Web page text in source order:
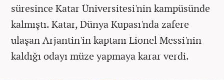
süresince Katar Üniversitesi'nin kampüsünde
kalmıştı. Katar, Dünya Kupası'nda zafere
ulaşan Arjantin'in kaptanı Lionel Messi'nin
kaldığı odayı müze yapmaya karar verdi.